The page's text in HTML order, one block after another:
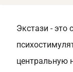
Экстази - это
центральную